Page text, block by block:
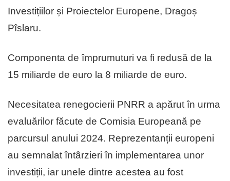
Investițiilor și Proiectelor Europene, Dragoș
Pîslaru.
Componenta de împrumuturi va fi redusă de la
15 miliarde de euro la 8 miliarde de euro.
Necesitatea renegocierii PNRR a apărut în urma
evaluărilor făcute de Comisia Europeană pe
parcursul anului 2024. Reprezentanții europeni
au semnalat întârzieri în implementarea unor
investiții, iar unele dintre acestea au fost